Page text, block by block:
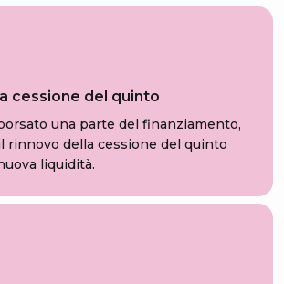
cessione del quinto
una parte del finanziamento,
rinnovo della cessione del quinto
liquidità.